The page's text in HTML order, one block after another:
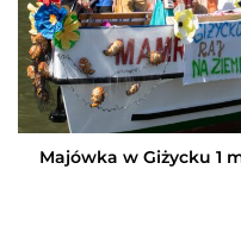
Majówka w Giżycku 1